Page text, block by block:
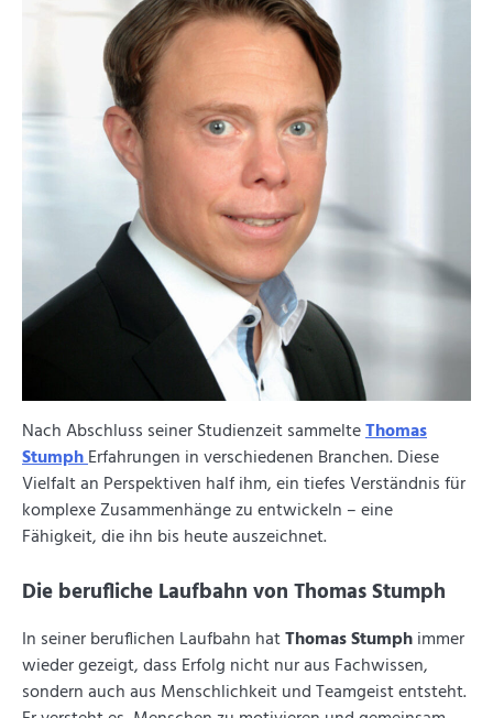
Nach Abschluss seiner Studienzeit sammelteThomas
StumphErfahrungen in verschiedenen Branchen. Diese
Vielfalt an Perspektiven half ihm, ein tiefes Verständnis für
komplexe Zusammenhänge zu entwickeln – eine
Fähigkeit, die ihn bis heute auszeichnet.
Die berufliche Laufbahn von Thomas Stumph
In seiner beruflichen Laufbahn hatThomas Stumphimmer
wieder gezeigt, dass Erfolg nicht nur aus Fachwissen,
sondern auch aus Menschlichkeit und Teamgeist entsteht.